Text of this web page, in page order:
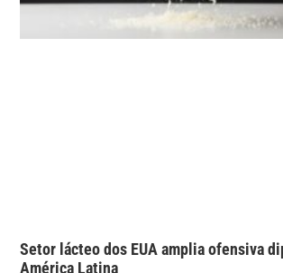
Setor lácteo dos EUA amplia ofensiva
América Latina